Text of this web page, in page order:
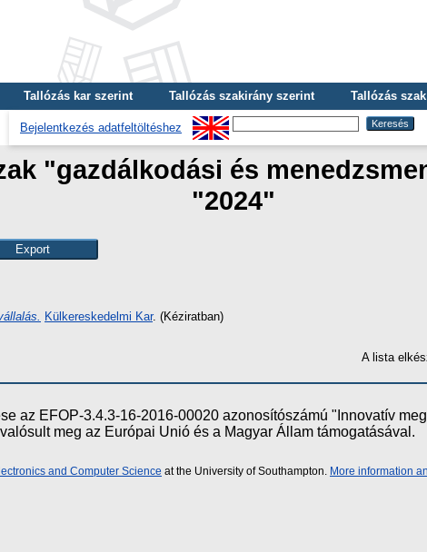
Tallózás kar szerint Tallózás szakirány szerint Tallózás
Bejelentkezés adatfeltöltéshez
"gazdálkodási és
"2024"
Külkereskedelmi Kar. (Kéziratban)
A lista
az EFOP-3.4.3-16-2016-00020 azonosítószámú "Innovatív
meg az Európai Unió és a Magyar Állam támogatásával.
and Computer Science at the University of Southampton. More information